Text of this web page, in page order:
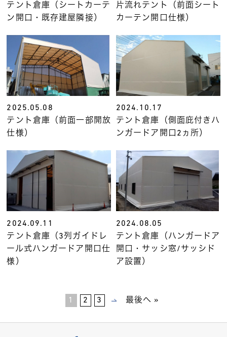
テント倉庫（シートカーテ
ン開口・既存建屋隣接）
片流れテント（前面シート
カーテン開口仕様）
2025.05.08
テント倉庫（前面一部開放
仕様）
2024.10.17
テント倉庫（側面庇付きハ
ンガードア開口2ヵ所）
2024.09.11
テント倉庫（3列ガイドレ
ール式ハンガードア開口仕
様）
2024.08.05
テント倉庫（ハンガードア
開口・サッシ窓/サッシド
ア設置）
1 2 3 最後へ »